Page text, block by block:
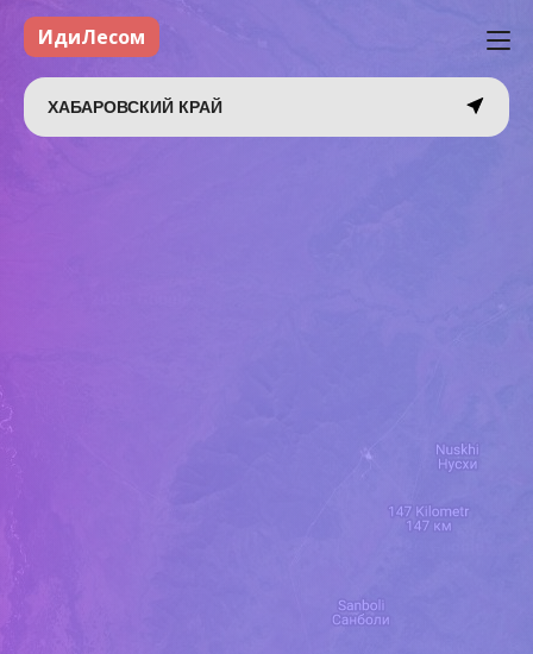
ИдиЛесом
ХАБАРОВСКИЙ КРАЙ